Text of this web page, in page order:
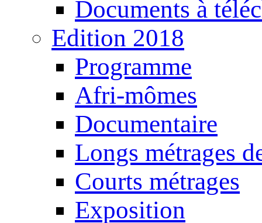
Documents à
Edition 2018
Programme
Afri-mômes
Documentaire
Longs métrages
Courts métrages
Exposition